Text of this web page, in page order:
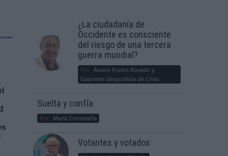
¿La ciudadanía de
Occidente es consciente
del riesgo de una tercera
guerra mundial?
Por Álvaro Frutos Rosado y
Gabinete Geopolítica de Crisis
Suelta y confía
Por María Comesaña
Votantes y votados